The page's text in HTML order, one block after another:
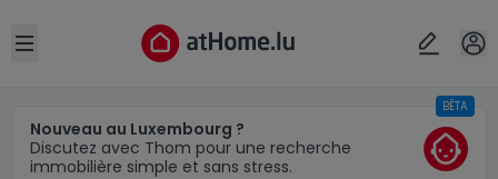
Open sidebar
Nouveau au Luxembourg ?
Discutez avec Thom pour une recherche
immobilière simple et sans stress.
BÊTA
Localité(s)
Annuler OK